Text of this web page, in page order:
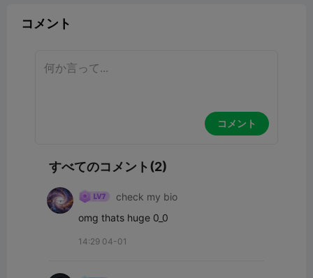
コメント
コメント
すべてのコメント(2)
check my bio
omg thats huge 0_0
14:29 04-01